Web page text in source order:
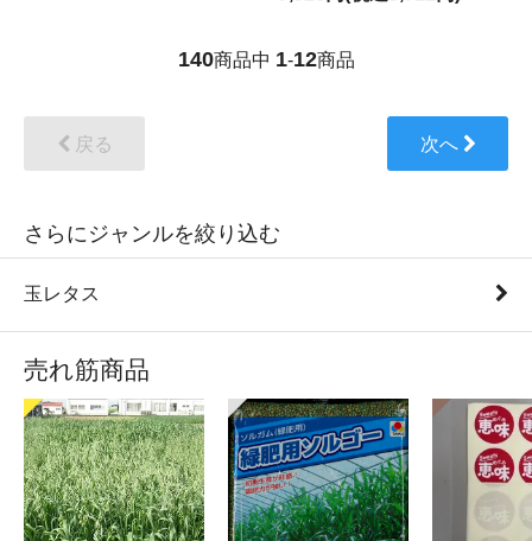
140商品中 1-12商品
戻る 次へ
さらにジャンルを絞り込む
玉レタス
売れ筋商品